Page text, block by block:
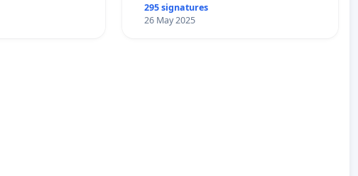
295 signatures
26 May 2025